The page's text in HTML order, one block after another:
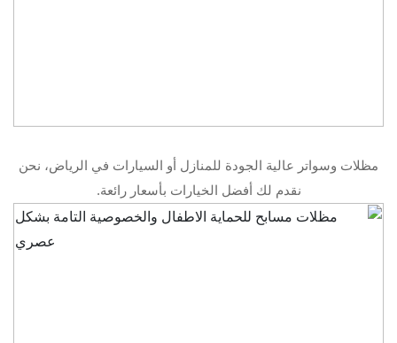
مظلات وسواتر عالية الجودة للمنازل أو السيارات في الرياض، نحن
نقدم لك أفضل الخيارات بأسعار رائعة.